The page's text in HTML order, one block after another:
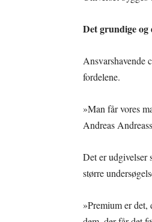
Det grundige og
Ansvarshavende
fordelene.
»Man får vores
Andreas
Det er udgivelser
større
»Premium er det,